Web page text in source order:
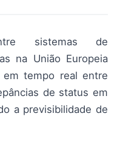
sistemas de
na União Europeia
tempo real entre
de status em
a previsibilidade de